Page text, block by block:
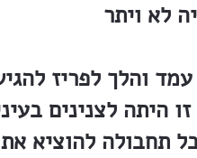
והלך לפריז
היתה לצנינים
תחבולה להוציא